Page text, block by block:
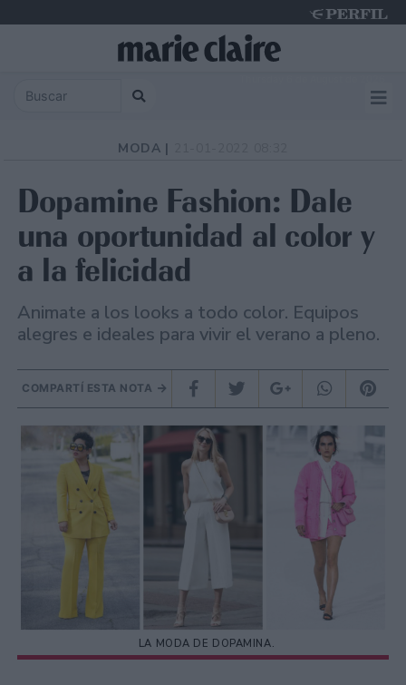
MODA |
Dopamine Fashion: Dale
una oportunidad al color y
a la felicidad
Animate a los looks a todo color. Equipos
alegres e ideales para vivir el verano a pleno.
COMPARTÍ ESTA NOTA
LA MODA DE DOPAMINA.